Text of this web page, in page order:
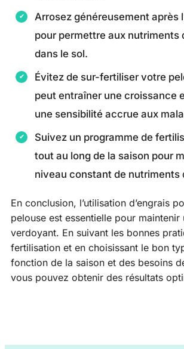
Arrosez généreusement après
pour permettre aux nutriments
dans le sol.
Évitez de sur-fertiliser votre
peut entraîner une croissance
une sensibilité accrue aux
Suivez un programme de
tout au long de la saison pour
niveau constant de nutriments
En conclusion, l’utilisation d’engrais
pelouse est essentielle pour maintenir
verdoyant. En suivant les bonnes
fertilisation et en choisissant le bon
fonction de la saison et des besoins
vous pouvez obtenir des résultats